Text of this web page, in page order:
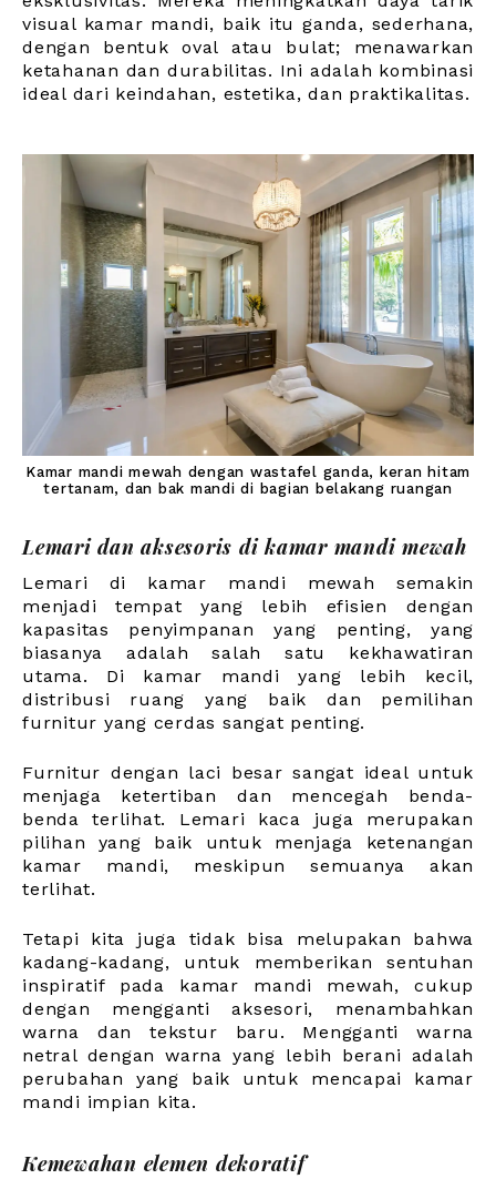
visual kamar mandi, baik itu ganda, sederhana,
dengan bentuk oval atau bulat; menawarkan
ketahanan dan durabilitas. Ini adalah kombinasi
ideal dari keindahan, estetika, dan praktikalitas.
Kamar mandi mewah dengan wastafel ganda, keran hitam
tertanam, dan bak mandi di bagian belakang ruangan
Lemari dan aksesoris di kamar mandi mewah
Lemari di kamar mandi mewah semakin
menjadi tempat yang lebih efisien dengan
kapasitas penyimpanan yang penting, yang
biasanya adalah salah satu kekhawatiran
utama. Di kamar mandi yang lebih kecil,
distribusi ruang yang baik dan pemilihan
furnitur yang cerdas sangat penting.
Furnitur dengan laci besar sangat ideal untuk
menjaga ketertiban dan mencegah benda-
benda terlihat. Lemari kaca juga merupakan
pilihan yang baik untuk menjaga ketenangan
kamar mandi, meskipun semuanya akan
terlihat.
Tetapi kita juga tidak bisa melupakan bahwa
kadang-kadang, untuk memberikan sentuhan
inspiratif pada kamar mandi mewah, cukup
dengan mengganti aksesori, menambahkan
warna dan tekstur baru. Mengganti warna
netral dengan warna yang lebih berani adalah
perubahan yang baik untuk mencapai kamar
mandi impian kita.
Kemewahan elemen dekoratif